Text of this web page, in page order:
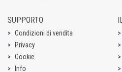
SUPPORTO
Condizioni di vendita
Privacy
Cookie
Info